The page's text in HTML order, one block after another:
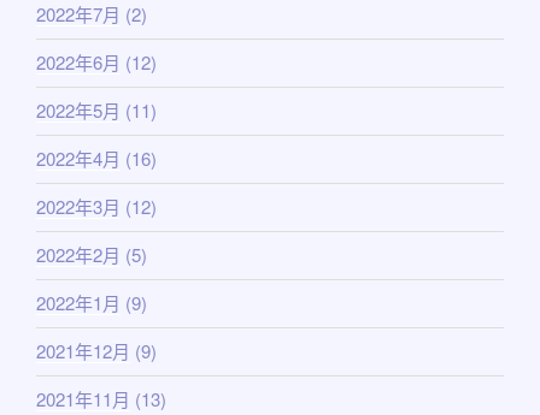
2022年7月 (2)
2022年6月 (12)
2022年5月 (11)
2022年4月 (16)
2022年3月 (12)
2022年2月 (5)
2022年1月 (9)
2021年12月 (9)
2021年11月 (13)